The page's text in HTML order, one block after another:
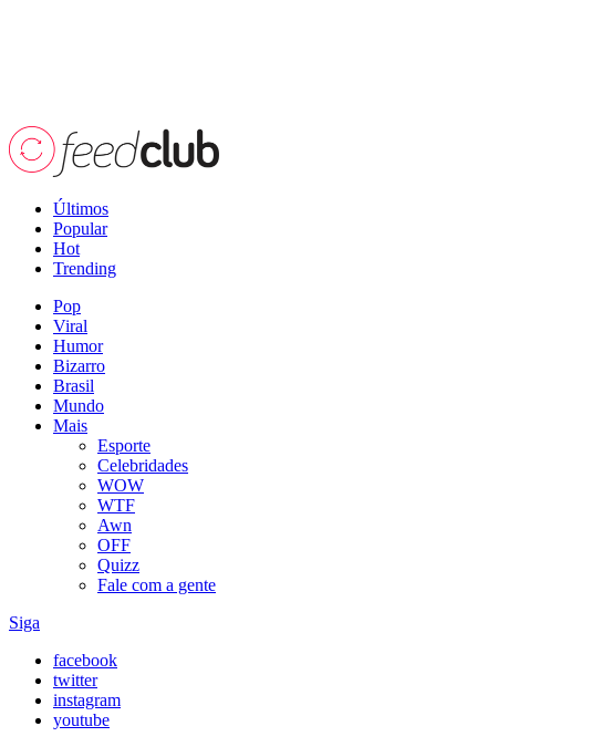
Últimos
Popular
Hot
Trending
Pop
Viral
Humor
Bizarro
Brasil
Mundo
Mais
Esporte
Celebridades
WOW
WTF
Awn
OFF
Quizz
Fale com a gente
Siga
facebook
twitter
instagram
youtube